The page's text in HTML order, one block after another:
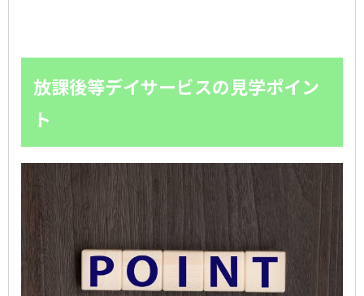
放課後等デイサービスの見学ポイン
ト